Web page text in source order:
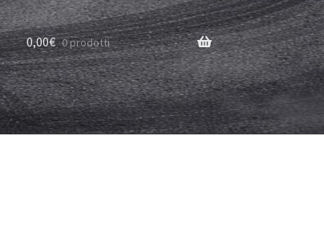
0,00€ 0 prodotti